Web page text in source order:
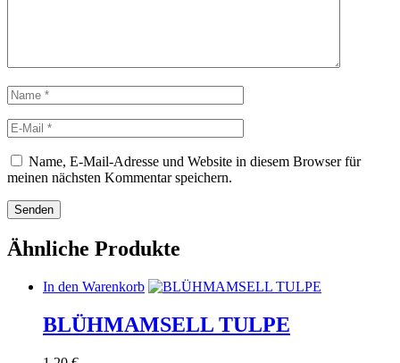
Name
E-
Mail
Name, E-Mail-Adresse und Website in diesem Browser für
meinen nächsten Kommentar speichern.
Ähnliche Produkte
In den Warenkorb
BLÜHMAMSELL TULPE